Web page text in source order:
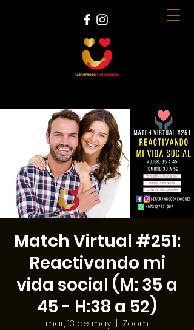
Match Virtual #251:
Reactivando mi
vida social (M: 35 a
45 - H:38 a 52)
mar, 13 de may Zoom